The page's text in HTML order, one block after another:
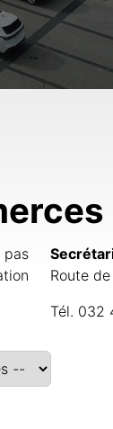
Route
Tél. 032